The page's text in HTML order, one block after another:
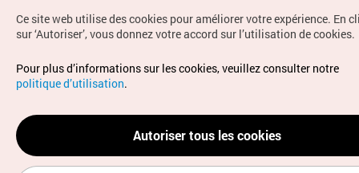
Droits d’auteur (c) Office National du Tourisme en Corée.
Tous droits réservés.
Pour les rapports d'erreurs et demandes de renseignements,
adressez vos demandes à
info.ontc@gmail.com
Ce site web utilise des cookies pour améliorer votre expérience. En
sur ‘Autoriser’, vous donnez votre accord sur l’utilisation de cookies.
Pour plus d’informations sur les cookies, veuillez consulter notre
politique d’utilisation.
Autoriser tous les cookies